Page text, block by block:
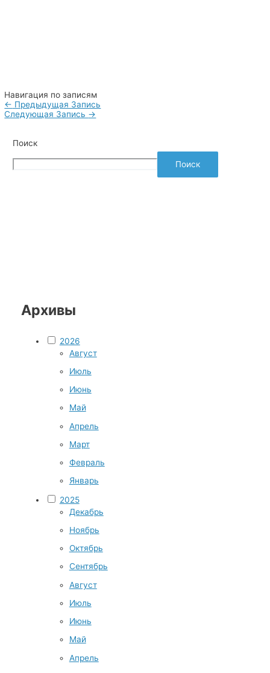
Навигация по записям
← Предыдущая Запись
Следующая Запись →
Поиск
Поиск
Архивы
2026
Август
Июль
Июнь
Май
Апрель
Март
Февраль
Январь
2025
Декабрь
Ноябрь
Октябрь
Сентябрь
Август
Июль
Июнь
Май
Апрель